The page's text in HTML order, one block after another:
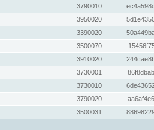
3790010
3950020
3390020
3500070
3910020
3730001
3730010
3790020
3500031